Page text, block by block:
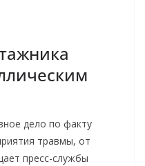
дело по факту
травмы, от
пресс-службы